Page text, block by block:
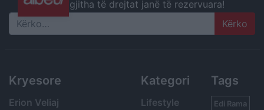
gjitha të drejtat janë të rezervuara!
Search
Kryesore
Erion Veliaj
Kategori
Lifestyle
Tags
Edi Rama